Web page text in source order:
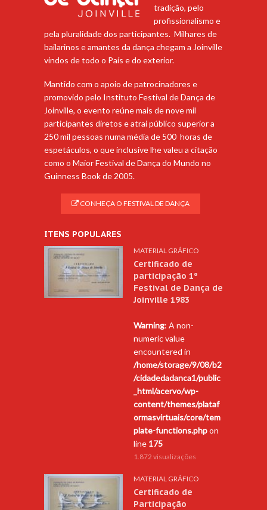
tradição, pelo
profissionalismo e
pela pluralidade dos participantes. Milhares de
bailarinos e amantes da dança chegam a Joinville
vindos de todo o País e do exterior.
Mantido com o apoio de patrocinadores e
promovido pelo Instituto Festival de Dança de
Joinville, o evento reúne mais de nove mil
participantes diretos e atrai público superior a
250 mil pessoas numa média de 500 horas de
espetáculos, o que inclusive lhe valeu a citação
como o Maior Festival de Dança do Mundo no
Guinness Book de 2005.
CONHEÇA O FESTIVAL DE DANÇA
ITENS POPULARES
MATERIAL GRÁFICO
Certificado de
participação 1º
Festival de Dança de
Joinville 1983
Warning: A non-
numeric value
encountered in
/home/storage/9/08/b2
/cidadedadanca1/public
_html/acervo/wp-
content/themes/plataf
ormasvirtuais/core/tem
plate-functions.phpon
line 175
1.872 visualizações
MATERIAL GRÁFICO
Certificado de
Participação